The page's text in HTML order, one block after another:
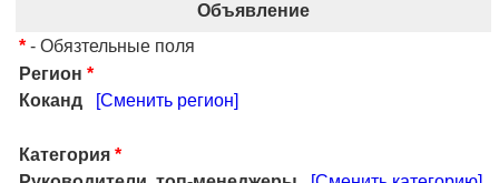
Объявление
* - Обязтельные поля
Регион *
Коканд
[Сменить регион]
Категория *